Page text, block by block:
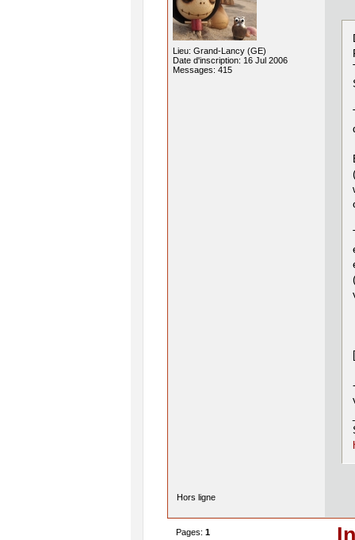
Lieu: Grand-Lancy (GE)
Date d'inscription: 16 Jul 2006
Messages: 415
Hors ligne
Pages: 1